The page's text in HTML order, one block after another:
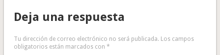
Deja una respuesta
Tu dirección de correo electrónico no será publicada. Los campos
obligatorios están marcados con *